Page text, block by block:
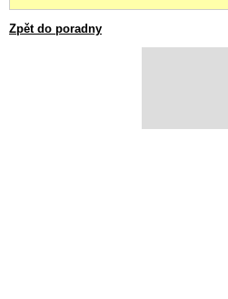
Zpět do poradny